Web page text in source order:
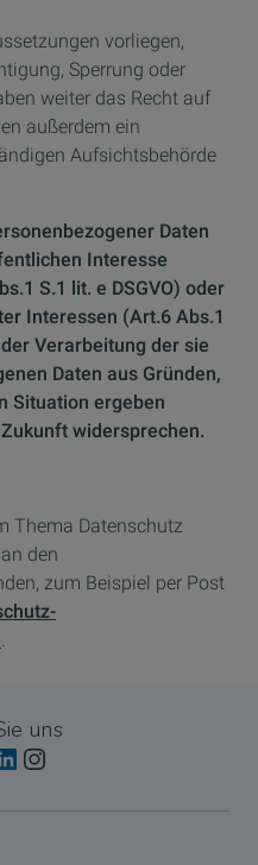
vorliegen,
Sperrung oder
weiter das Recht auf
außerdem ein
Aufsichtsbehörde
Daten
Interesse
S.1 lit. e DSGVO) oder
Interessen (Art.6 Abs.1
Verarbeitung der sie
Daten aus Gründen,
Situation ergeben
widersprechen.
Thema Datenschutz
den
zum Beispiel per Post
.
uns